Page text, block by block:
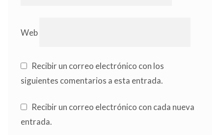
Web
Recibir un correo electrónico con los
siguientes comentarios a esta entrada.
Recibir un correo electrónico con cada nueva
entrada.